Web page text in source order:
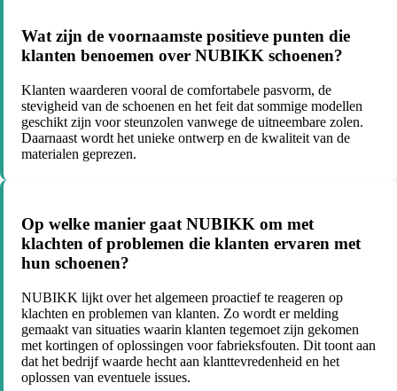
Wat zijn de voornaamste positieve punten die
klanten benoemen over NUBIKK schoenen?
Klanten waarderen vooral de comfortabele pasvorm, de
stevigheid van de schoenen en het feit dat sommige modellen
geschikt zijn voor steunzolen vanwege de uitneembare zolen.
Daarnaast wordt het unieke ontwerp en de kwaliteit van de
materialen geprezen.
Op welke manier gaat NUBIKK om met
klachten of problemen die klanten ervaren met
hun schoenen?
NUBIKK lijkt over het algemeen proactief te reageren op
klachten en problemen van klanten. Zo wordt er melding
gemaakt van situaties waarin klanten tegemoet zijn gekomen
met kortingen of oplossingen voor fabrieksfouten. Dit toont aan
dat het bedrijf waarde hecht aan klanttevredenheid en het
oplossen van eventuele issues.